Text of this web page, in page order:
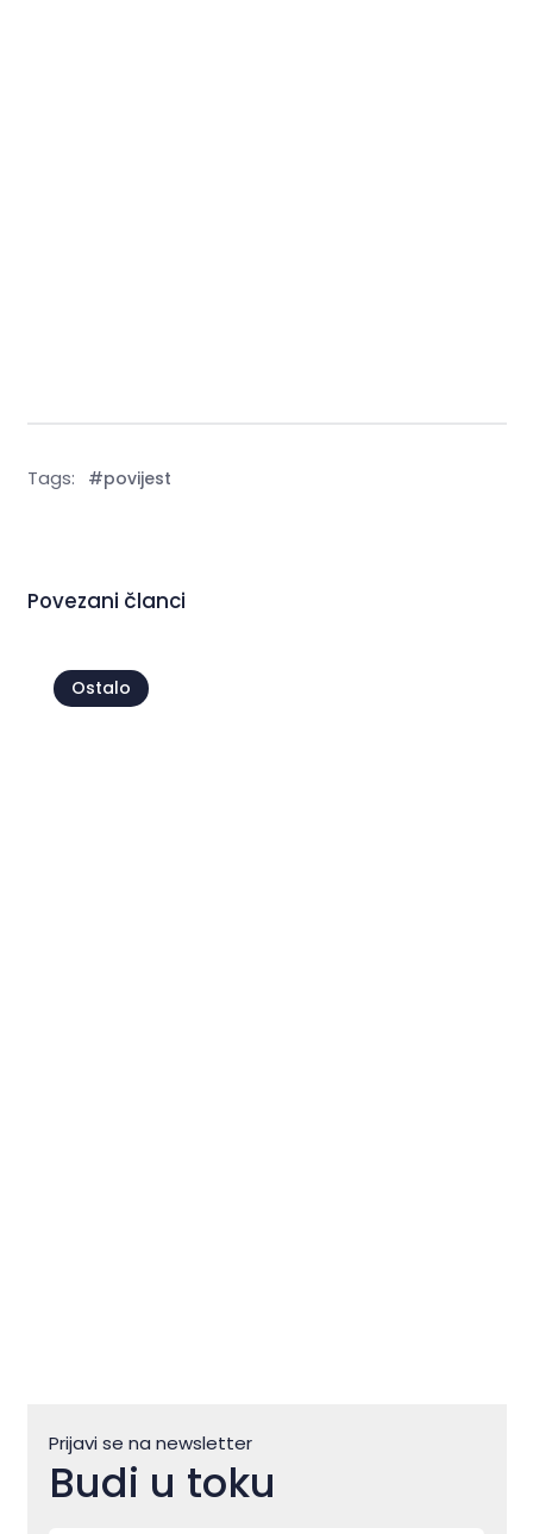
Tags: #povijest
Povezani članci
Ostalo
Prijavi se na newsletter
Budi u toku